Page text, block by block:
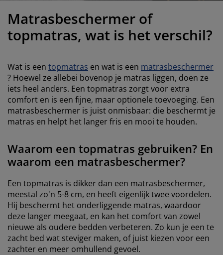
en accessoires
en strijken
Matrasbeschermer of
topmatras, wat is het verschil?
Wat is een topmatras en wat is een matrasbeschermer
? Hoewel ze allebei bovenop je matras liggen, doen ze
iets heel anders. Een topmatras zorgt voor extra
comfort en is een fijne, maar optionele toevoeging. Een
matrasbeschermer is juist onmisbaar: die beschermt je
matras en helpt het langer fris en mooi te houden.
Waarom een ​​topmatras gebruiken? En
waarom een ​​matrasbeschermer?
Een topmatras is dikker dan een matrasbeschermer,
meestal zo'n 5-8 cm, en heeft eigenlijk twee voordelen.
Hij beschermt het onderliggende matras, waardoor
deze langer meegaat, en kan het comfort van zowel
nieuwe als oudere bedden verbeteren. Zo kun je een te
zacht bed wat steviger maken, of juist kiezen voor een
zachter en meer omhullend gevoel.